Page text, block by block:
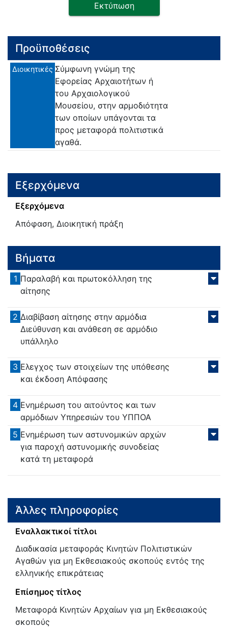
Εκτύπωση
Προϋποθέσεις
Διοικητικές Σύμφωνη γνώμη της
Εφορείας Αρχαιοτήτων ή
του Αρχαιολογικού
Μουσείου, στην αρμοδιότητα
των οποίων υπάγονται τα
προς μεταφορά πολιτιστικά
αγαθά.
Εξερχόμενα
Εξερχόμενα
Απόφαση, Διοικητική πράξη
Βήματα
1 Παραλαβή και πρωτοκόλληση της
αίτησης
2 Διαβίβαση αίτησης στην αρμόδια
Διεύθυνση και ανάθεση σε αρμόδιο
υπάλληλο
3 Ελεγχος των στοιχείων της υπόθεσης
και έκδοση Απόφασης
4 Ενημέρωση του αιτούντος και των
αρμόδιων Υπηρεσιών του ΥΠΠΟΑ
5 Ενημέρωση των αστυνομικών αρχών
για παροχή αστυνομικής συνοδείας
κατά τη μεταφορά
Άλλες πληροφορίες
Εναλλακτικοί τίτλοι
Διαδικασία μεταφοράς Κινητών Πολιτιστικών
Αγαθών για μη Εκθεσιακούς σκοπούς εντός της
ελληνικής επικράτειας
Επίσημος τίτλος
Μεταφορά Κινητών Αρχαίων για μη Εκθεσιακούς
σκοπούς